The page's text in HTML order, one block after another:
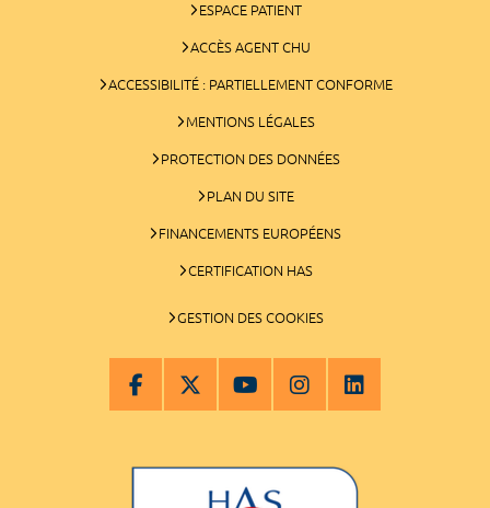
ESPACE PATIENT
ACCÈS AGENT CHU
ACCESSIBILITÉ : PARTIELLEMENT CONFORME
MENTIONS LÉGALES
PROTECTION DES DONNÉES
PLAN DU SITE
FINANCEMENTS EUROPÉENS
CERTIFICATION HAS
GESTION DES COOKIES